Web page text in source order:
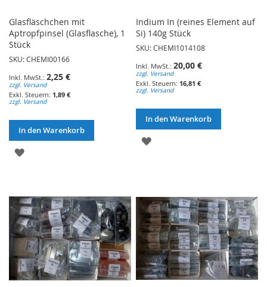
Glasfläschchen mit
Aptropfpinsel (Glasflasche), 1
Stück
SKU: CHEMI00166
2,25 €
zzgl. Versand
1,89 €
zzgl. Versand
In den Warenkorb
ZUR
Indium In (reines Element auf
Si) 140g Stück
SKU: CHEMI1014108
20,00 €
zzgl. Versand
16,81 €
zzgl. Versand
In den Warenkorb
ZUR